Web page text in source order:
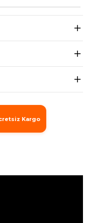
Kargo